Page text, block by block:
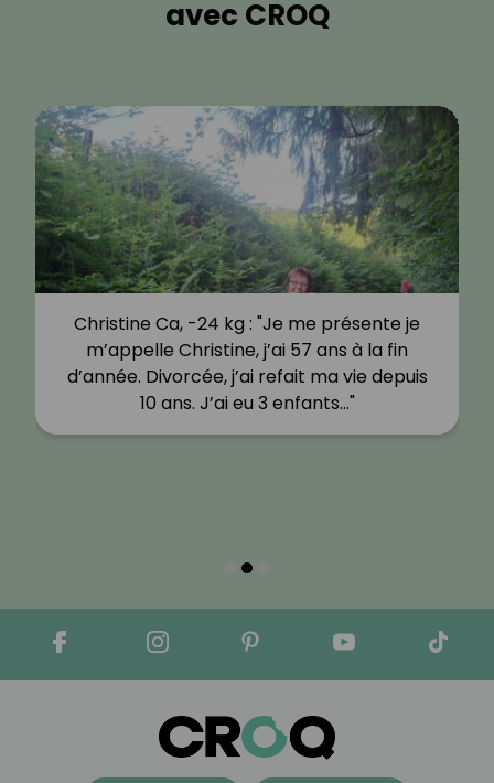
avec CROQ
Christine Ca, -24 kg : "Je me présente je
m’appelle Christine, j’ai 57 ans à la fin
d’année. Divorcée, j’ai refait ma vie depuis
10 ans. J’ai eu 3 enfants…"